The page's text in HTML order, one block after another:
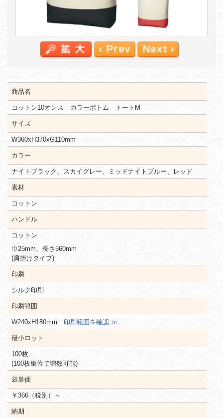
商品名
コットン10オンス カラーボトム トートM
サイズ
W360xH370xG110mm
カラー
ナイトブラック、スカイグレー、ミッドナイトブルー、レッド
素材
コットン
ハンドル
コットン
巾25mm、長さ560mm
(肩掛けタイプ)
印刷
シルク印刷
印刷範囲
W240xH180mm 印刷範囲を確認 ≫
最小ロット
100枚
(100枚単位で増数可能)
袋単価
￥366（税別）～
納期